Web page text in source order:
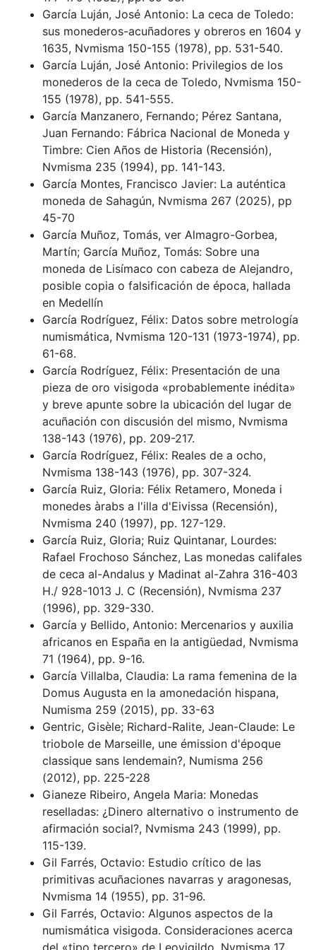
García Luján, José Antonio: La ceca de Toledo:
sus monederos-acuñadores y obreros en 1604 y
1635, Nvmisma 150-155 (1978), pp. 531-540.
García Luján, José Antonio: Privilegios de los
monederos de la ceca de Toledo, Nvmisma 150-
155 (1978), pp. 541-555.
García Manzanero, Fernando; Pérez Santana,
Juan Fernando: Fábrica Nacional de Moneda y
Timbre: Cien Años de Historia (Recensión),
Nvmisma 235 (1994), pp. 141-143.
García Montes, Francisco Javier: La auténtica
moneda de Sahagún, Nvmisma 267 (2025), pp
45-70
García Muñoz, Tomás, ver Almagro-Gorbea,
Martín; García Muñoz, Tomás: Sobre una
moneda de Lisímaco con cabeza de Alejandro,
posible copia o falsificación de época, hallada
en Medellín
García Rodríguez, Félix: Datos sobre metrología
numismática, Nvmisma 120-131 (1973-1974), pp.
61-68.
García Rodríguez, Félix: Presentación de una
pieza de oro visigoda «probablemente inédita»
y breve apunte sobre la ubicación del lugar de
acuñación con discusión del mismo, Nvmisma
138-143 (1976), pp. 209-217.
García Rodríguez, Félix: Reales de a ocho,
Nvmisma 138-143 (1976), pp. 307-324.
García Ruiz, Gloria: Félix Retamero, Moneda i
monedes àrabs a l'illa d'Eivissa (Recensión),
Nvmisma 240 (1997), pp. 127-129.
García Ruiz, Gloria; Ruiz Quintanar, Lourdes:
Rafael Frochoso Sánchez, Las monedas califales
de ceca al-Andalus y Madinat al-Zahra 316-403
H./ 928-1013 J. C (Recensión), Nvmisma 237
(1996), pp. 329-330.
García y Bellido, Antonio: Mercenarios y auxilia
africanos en España en la antigüedad, Nvmisma
71 (1964), pp. 9-16.
García Villalba, Claudia: La rama femenina de la
Domus Augusta en la amonedación hispana,
Numisma 259 (2015), pp. 33-63
Gentric, Gisèle; Richard-Ralite, Jean-Claude: Le
triobole de Marseille, une émission d'époque
classique sans lendemain?, Numisma 256
(2012), pp. 225-228
Gianeze Ribeiro, Angela Maria: Monedas
reselladas: ¿Dinero alternativo o instrumento de
afirmación social?, Nvmisma 243 (1999), pp.
115-139.
Gil Farrés, Octavio: Estudio crítico de las
primitivas acuñaciones navarras y aragonesas,
Nvmisma 14 (1955), pp. 31-96.
Gil Farrés, Octavio: Algunos aspectos de la
numismática visigoda. Consideraciones acerca
del «tipo tercero» de Leovigildo, Nvmisma 17